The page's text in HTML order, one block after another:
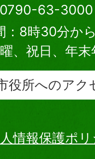
63-3000
：8時30分か
曜、祝日、年
役所へのアク
情報保護ポ